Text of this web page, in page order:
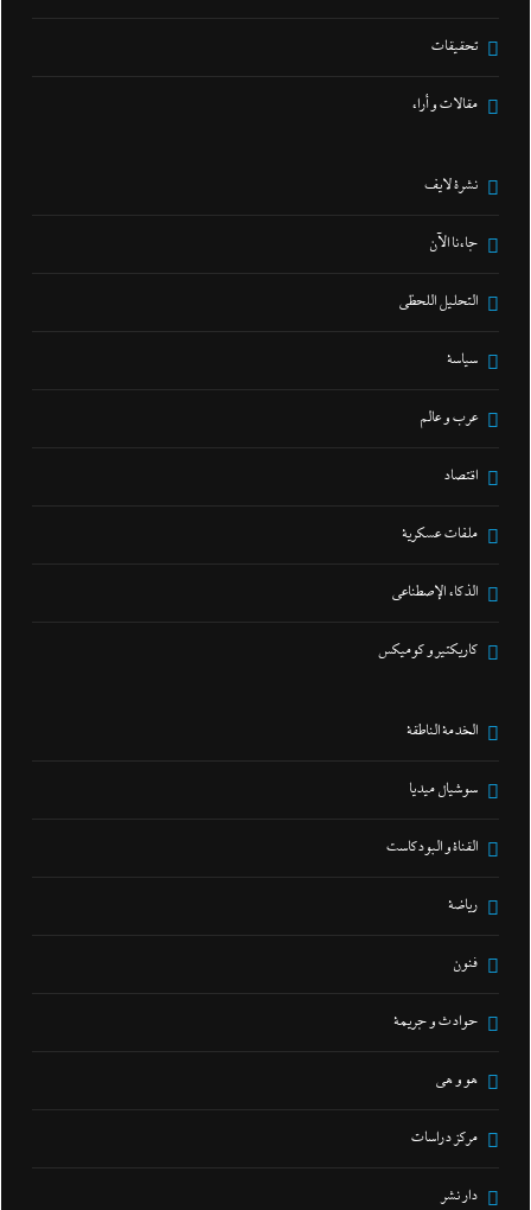
تحقيقات
مقالات و أراء
نشرة لايف
جاءنا الآن
التحليل اللحظي
سياسة
عرب و عالم
اقتصاد
ملفات عسكرية
الذكاء الإصطناعي
كاريكتير و كوميكس
الخدمة الناطقة
سوشيال ميديا
القناة و البودكاست
رياضة
فنون
حوادث و جريمة
هو و هي
مركز دراسات
دار نشر